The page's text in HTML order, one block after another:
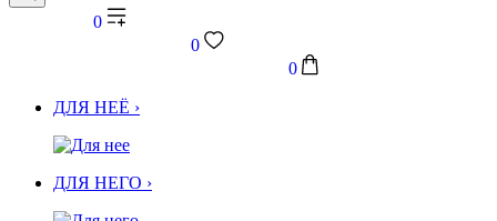
0
0
0
ДЛЯ НЕЁ ›
ДЛЯ НЕГО ›